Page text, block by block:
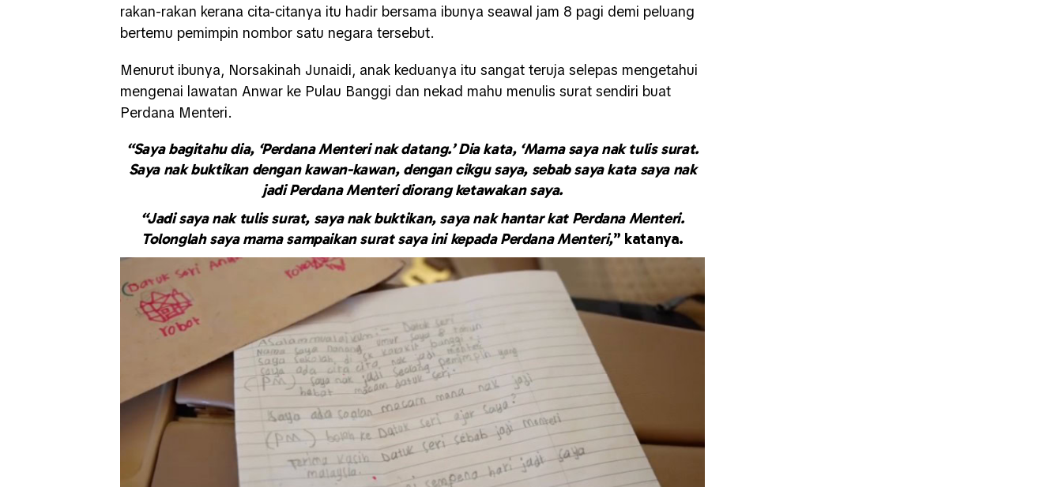
rakan-rakan kerana cita-citanya itu hadir bersama ibunya seawal jam 8 pagi demi peluang
bertemu pemimpin nombor satu negara tersebut.
Menurut ibunya, Norsakinah Junaidi, anak keduanya itu sangat teruja selepas mengetahui
mengenai lawatan Anwar ke Pulau Banggi dan nekad mahu menulis surat sendiri buat
Perdana Menteri.
“Saya bagitahu dia, ‘Perdana Menteri nak datang.’ Dia kata, ‘Mama saya nak tulis surat.
Saya nak buktikan dengan kawan-kawan, dengan cikgu saya, sebab saya kata saya nak
jadi Perdana Menteri diorang ketawakan saya.
“Jadi saya nak tulis surat, saya nak buktikan, saya nak hantar kat Perdana Menteri.
Tolonglah saya mama sampaikan surat saya ini kepada Perdana Menteri,” katanya.